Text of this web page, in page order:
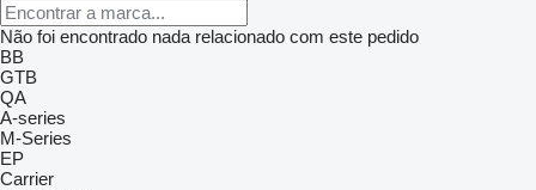
Não foi encontrado nada relacionado com este pedido
BB
GTB
QA
A-series
M-Series
EP
Carrier